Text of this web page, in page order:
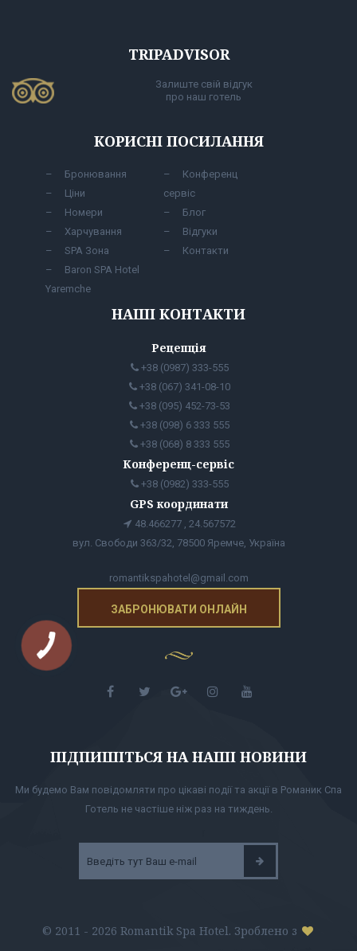
TRIPADVISOR
Залиште свій відгук
про наш готель
КОРИСНІ ПОСИЛАННЯ
Бронювання
Ціни
Номери
Харчування
SPA Зона
Baron SPA Hotel
Yaremche
Конференц
сервіс
Блог
Відгуки
Контакти
НАШІ КОНТАКТИ
Рецепція
+38 (0987) 333-555
+38 (067) 341-08-10
+38 (095) 452-73-53
+38 (098) 6 333 555
+38 (068) 8 333 555
Конференц-сервіс
+38 (0982) 333-555
GPS координати
48.466277 , 24.567572
вул. Свободи 363/32, 78500 Яремче, Україна
romantikspahotel@gmail.com
ЗАБРОНЮВАТИ ОНЛАЙН
ПІДПИШІТЬСЯ НА НАШІ НОВИНИ
Ми будемо Вам повідомляти про цікаві події та акції в Романик Спа
Готель не частіше ніж раз на тиждень.
© 2011 - 2026 Romantik Spa Hotel. Зроблено з